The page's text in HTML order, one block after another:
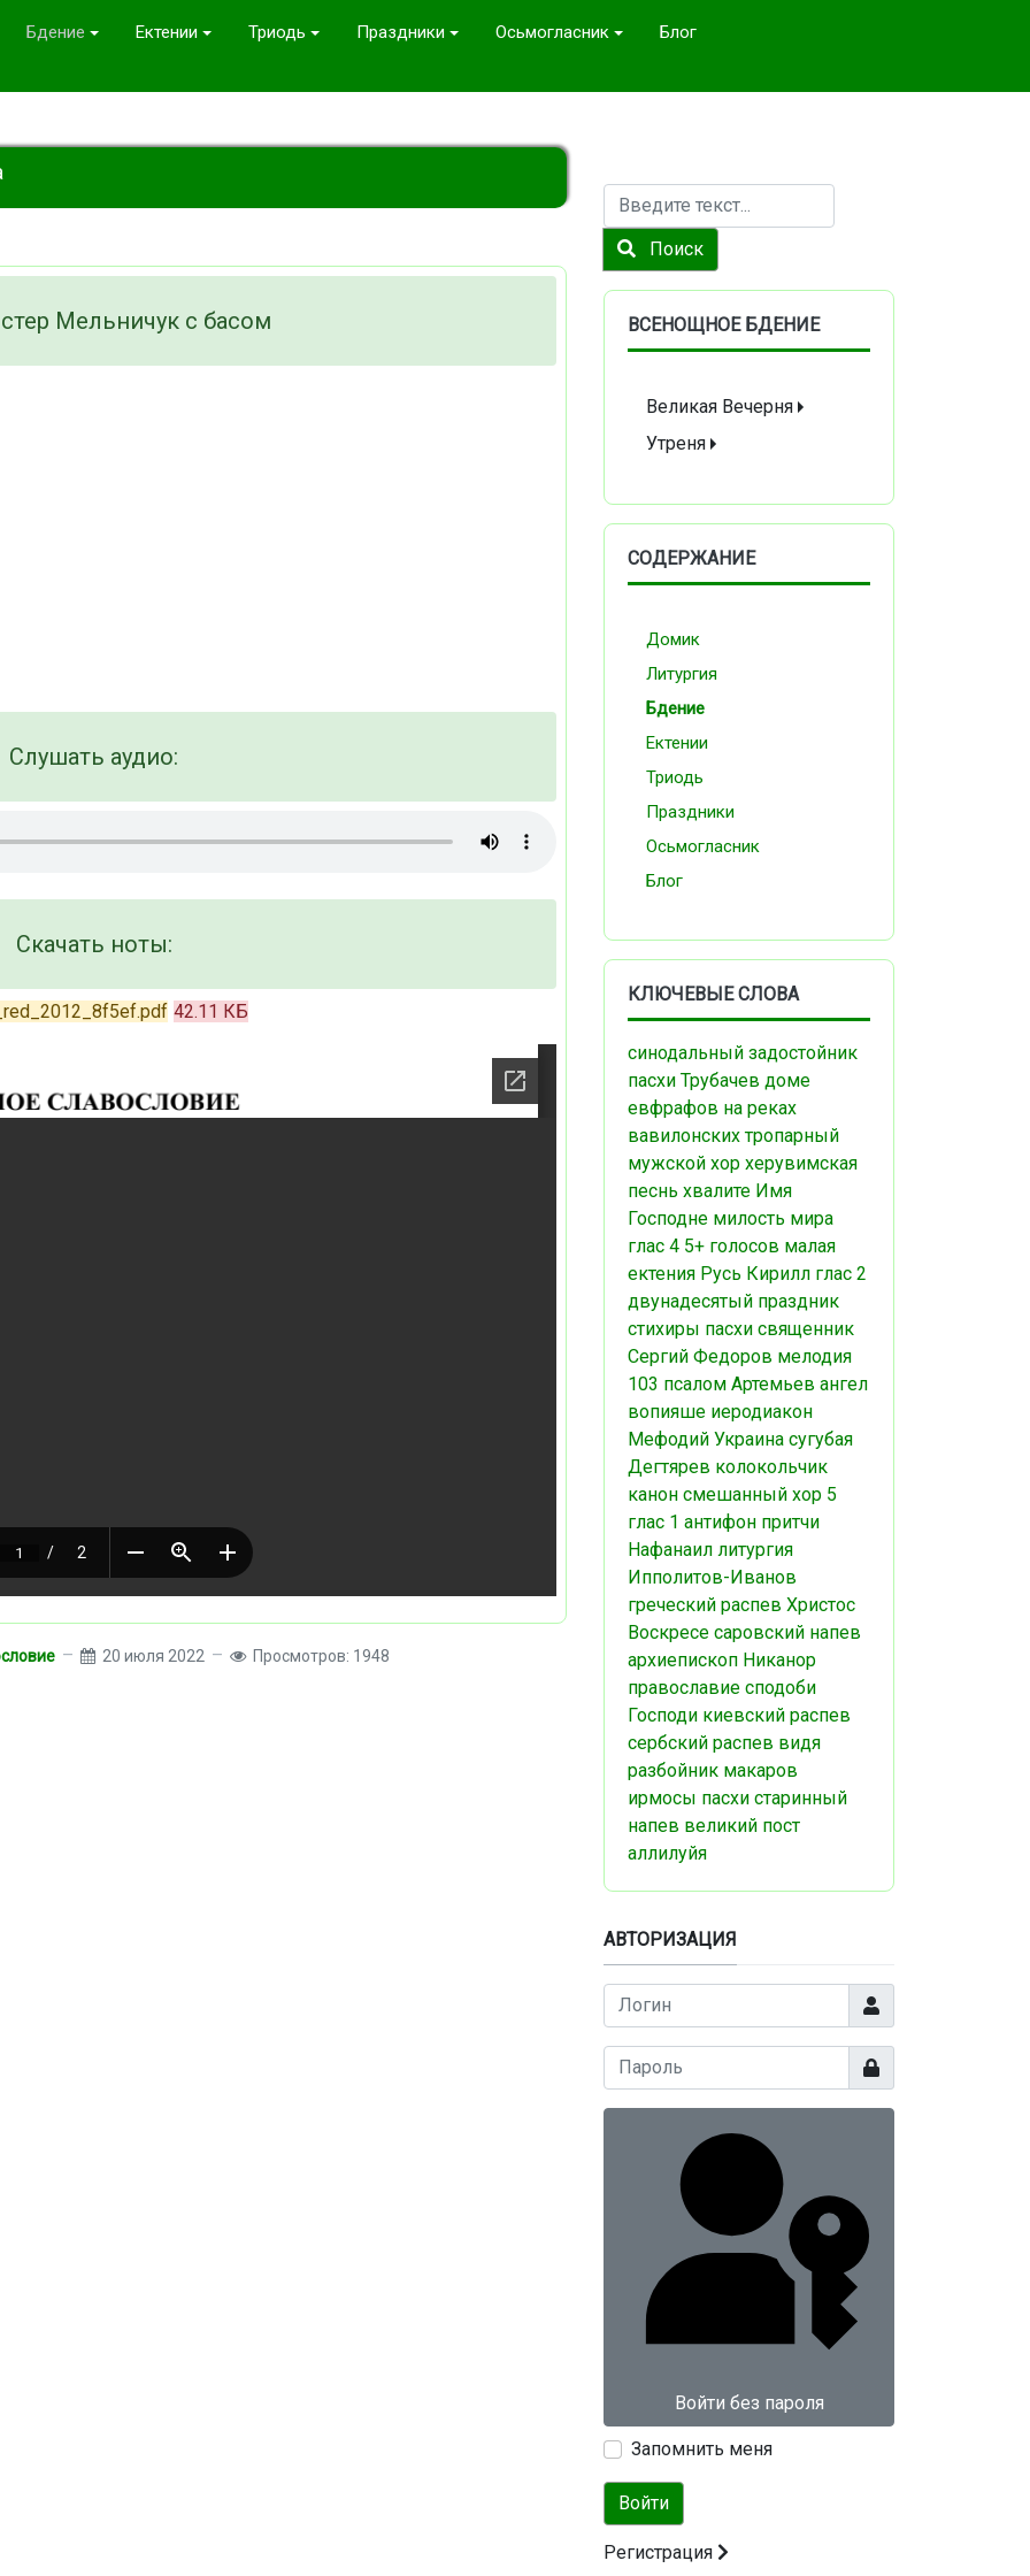
Бдение Ектении Триодь Праздники Осьмогласник Блог
Мельничук с басом
Слушать аудио:
Скачать ноты:
42.11 КБ
20 июля 2022 Просмотров: 1948
Поиск
Поиск
ВСЕНОЩНОЕ БДЕНИЕ
Великая Вечерня
Утреня
СОДЕРЖАНИЕ
Домик
Литургия
Бдение
Ектении
Триодь
Праздники
Осьмогласник
Блог
КЛЮЧЕВЫЕ СЛОВА
синодальный задостойник
пасхи Трубачев доме
евфрафов на реках
вавилонских тропарный
мужской хор херувимская
песнь хвалите Имя
Господне милость мира
глас 4 5+ голосов малая
ектения Русь Кирилл глас 2
двунадесятый праздник
стихиры пасхи священник
Сергий Федоров мелодия
103 псалом Артемьев ангел
вопияше иеродиакон
Мефодий Украина сугубая
Дегтярев колокольчик
канон смешанный хор 5
глас 1 антифон притчи
Нафанаил литургия
Ипполитов-Иванов
греческий распев Христос
Воскресе саровский напев
архиепископ Никанор
православие сподоби
Господи киевский распев
сербский распев видя
разбойник макаров
ирмосы пасхи старинный
напев великий пост
аллилуйя
АВТОРИЗАЦИЯ
Логин
Показать
Войти без пароля
Запомнить меня
Войти
Регистрация